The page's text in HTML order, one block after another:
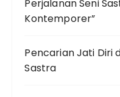
Perjalanan Seni
Kontemporer”
Pencarian Jati Diri
Sastra